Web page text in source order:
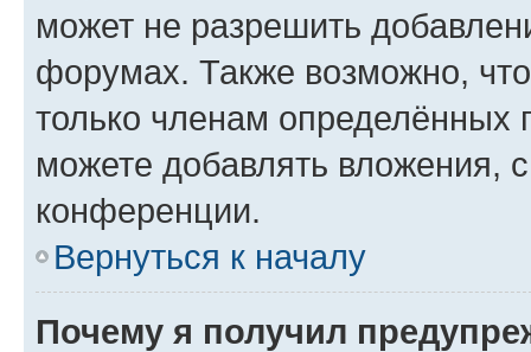
может не разрешить
форумах. Также возможно,
только членам определённых
можете добавлять вложения,
конференции.
Вернуться к началу
Почему я получил